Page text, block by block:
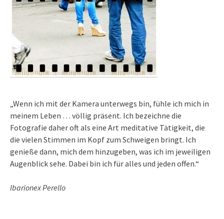
„Wenn ich mit der Kamera unterwegs bin, fühle ich mich in
meinem Leben … völlig präsent. Ich bezeichne die
Fotografie daher oft als eine Art meditative Tätigkeit, die
die vielen Stimmen im Kopf zum Schweigen bringt. Ich
genieße dann, mich dem hinzugeben, was ich im jeweiligen
Augenblick sehe. Dabei bin ich für alles und jeden offen.“
Ibarionex Perello